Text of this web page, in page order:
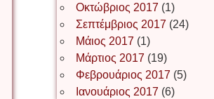
Іван Наконечний
Інга Короткевич
Οκτώβριος 2017 (1)
Σεπτέμβριος 2017 (24)
Μάιος 2017 (1)
Μάρτιος 2017 (19)
Φεβρουάριος 2017 (5)
Ιανουάριος 2017 (6)